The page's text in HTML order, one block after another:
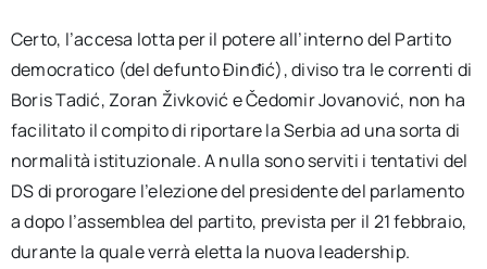
Certo, l’accesa lotta per il potere all’interno del Partito
democratico (del defunto Ðinđić), diviso tra le correnti di
Boris Tadić, Zoran Živković e Čedomir Jovanović, non ha
facilitato il compito di riportare la Serbia ad una sorta di
normalità istituzionale. A nulla sono serviti i tentativi del
DS di prorogare l’elezione del presidente del parlamento
a dopo l’assemblea del partito, prevista per il 21 febbraio,
durante la quale verrà eletta la nuova leadership.